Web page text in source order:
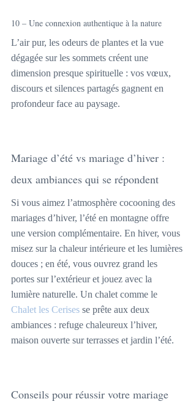
10 – Une connexion authentique à la nature
L’air pur, les odeurs de plantes et la vue
dégagée sur les sommets créent une
dimension presque spirituelle : vos vœux,
discours et silences partagés gagnent en
profondeur face au paysage.
Mariage d’été vs mariage d’hiver :
deux ambiances qui se répondent
Si vous aimez l’atmosphère cocooning des
mariages d’hiver, l’été en montagne offre
une version complémentaire. En hiver, vous
misez sur la chaleur intérieure et les lumières
douces ; en été, vous ouvrez grand les
portes sur l’extérieur et jouez avec la
lumière naturelle. Un chalet comme le
Chalet les Cerises se prête aux deux
ambiances : refuge chaleureux l’hiver,
maison ouverte sur terrasses et jardin l’été.
Conseils pour réussir votre mariage